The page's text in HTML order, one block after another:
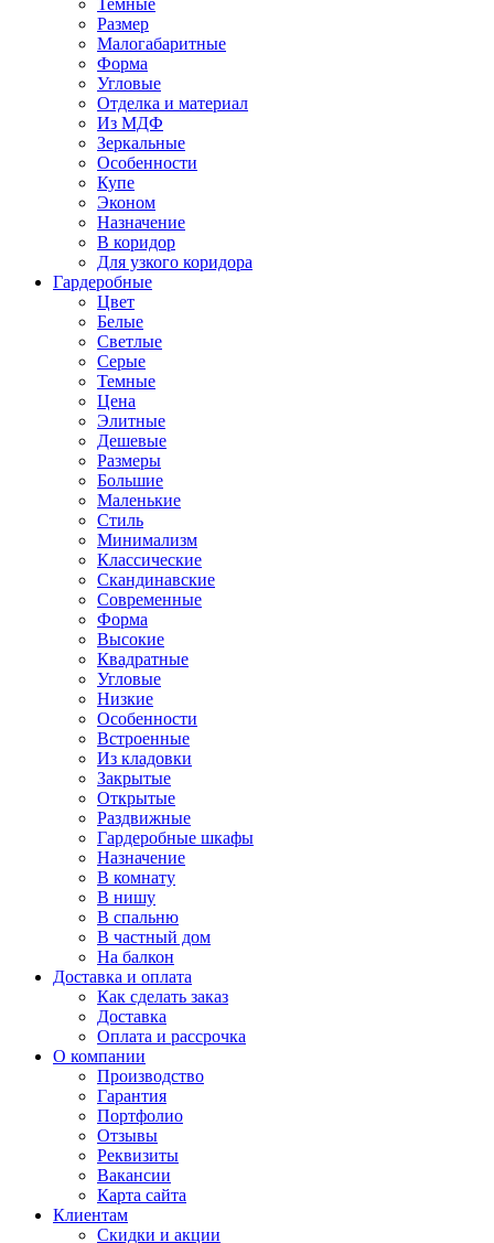
Темные
Размер
Малогабаритные
Форма
Угловые
Отделка и материал
Из МДФ
Зеркальные
Особенности
Купе
Эконом
Назначение
В коридор
Для узкого коридора
Гардеробные
Цвет
Белые
Светлые
Серые
Темные
Цена
Элитные
Дешевые
Размеры
Большие
Маленькие
Стиль
Минимализм
Классические
Скандинавские
Современные
Форма
Высокие
Квадратные
Угловые
Низкие
Особенности
Встроенные
Из кладовки
Закрытые
Открытые
Раздвижные
Гардеробные шкафы
Назначение
В комнату
В нишу
В спальню
В частный дом
На балкон
Доставка и оплата
Как сделать заказ
Доставка
Оплата и рассрочка
О компании
Производство
Гарантия
Портфолио
Отзывы
Реквизиты
Вакансии
Карта сайта
Клиентам
Скидки и акции